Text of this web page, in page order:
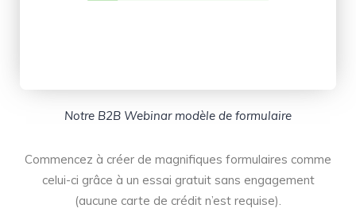
Notre B2B Webinar modèle de formulaire
Commencez à créer de magnifiques formulaires comme
celui-ci grâce à un essai gratuit sans engagement
(aucune carte de crédit n’est requise).